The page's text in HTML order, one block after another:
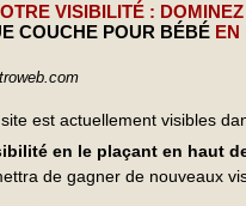
VISIBILITÉ :
COUCHE POUR BÉBÉ EN
est actuellement visibles
en le plaçant en haut
de gagner de nouveaux